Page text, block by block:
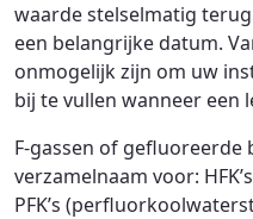
waarde stelselmatig
een belangrijke datum.
onmogelijk zijn om uw
bij te vullen wanneer een
F-gassen of gefluoreerde
verzamelnaam voor:
PFK’s